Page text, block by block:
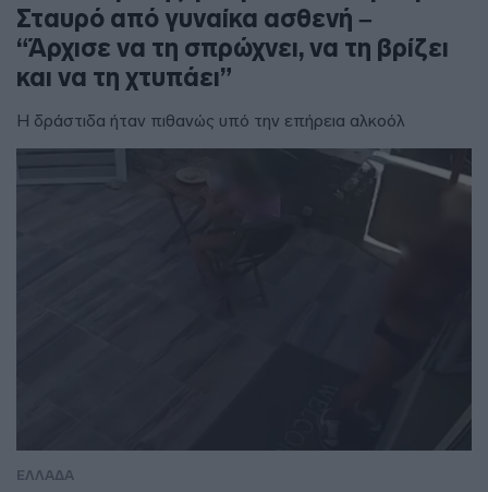
Σταυρό από γυναίκα ασθενή –
“Άρχισε να τη σπρώχνει, να τη βρίζει
και να τη χτυπάει”
Η δράστιδα ήταν πιθανώς υπό την επήρεια αλκοόλ
ΕΛΛΑΔΑ